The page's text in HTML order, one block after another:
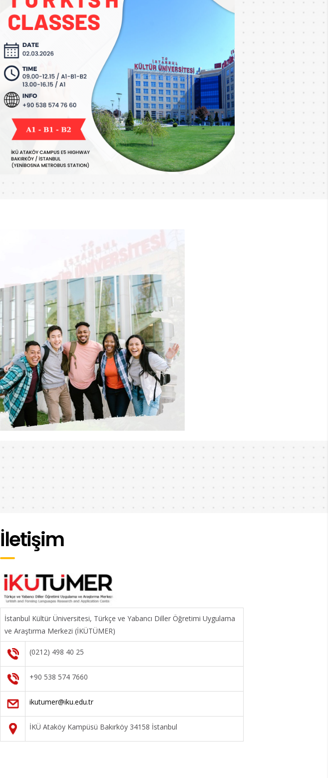
İletişim
İstanbul Kültür Üniversitesi, Türkçe ve Yabancı Diller Öğretimi Uygulama
ve Araştırma Merkezi (İKÜTÜMER)
(0212) 498 40 25
+90 538 574 7660
ikutumer@iku.edu.tr
İKÜ Ataköy Kampüsü Bakırköy 34158 İstanbul